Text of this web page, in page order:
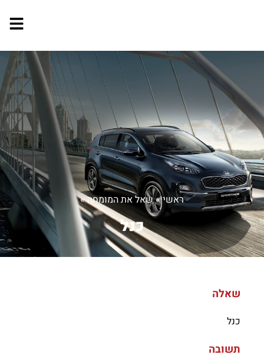
ראשי»שאל את המומחה»
כנל
שאלה
כנל
תשובה